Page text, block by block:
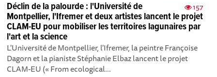
157
Déclin de la palourde : l'Université de
Montpellier, l'Ifremer et deux artistes lancent le projet
CLAM-EU pour mobiliser les territoires lagunaires par
l'art et la science
L'Université de Montpellier, l'Ifremer, la peintre Françoise
Dagorn et la pianiste Stéphanie Elbaz lancent le projet
CLAM-EU (« From ecological...